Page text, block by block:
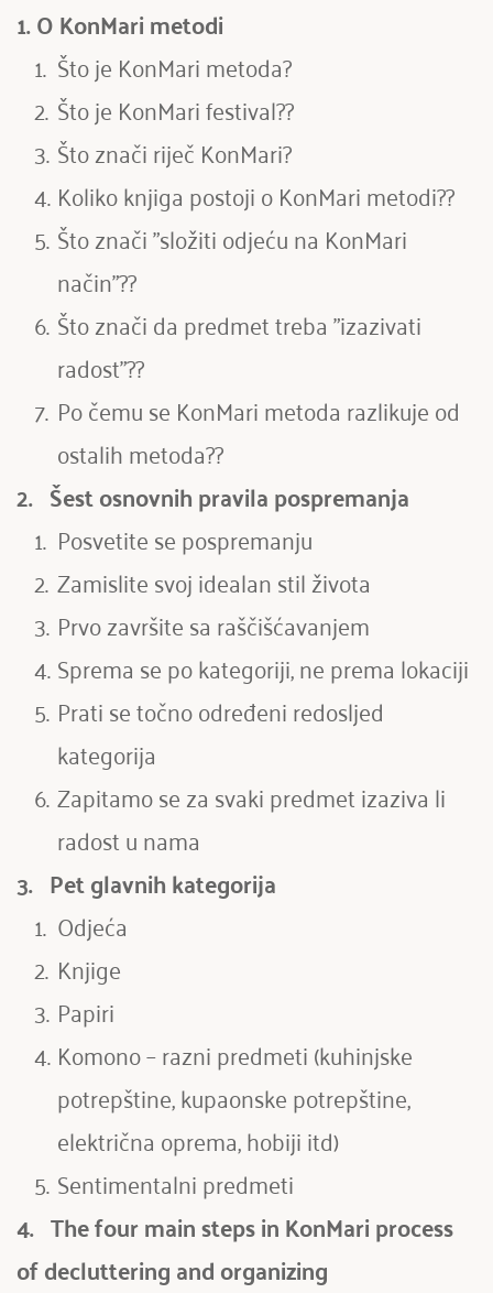
1. O KonMari metodi
Što je KonMari metoda?
Što je KonMari festival??
Što znači riječ KonMari?
Koliko knjiga postoji o KonMari metodi??
Što znači "složiti odjeću na KonMari
način"??
Što znači da predmet treba "izazivati
radost"??
Po čemu se KonMari metoda razlikuje od
ostalih metoda??
2. Šest osnovnih pravila pospremanja
Posvetite se pospremanju
Zamislite svoj idealan stil života
Prvo završite sa raščišćavanjem
Sprema se po kategoriji, ne prema lokaciji
Prati se točno određeni redosljed
kategorija
Zapitamo se za svaki predmet izaziva li
radost u nama
3. Pet glavnih kategorija
Odjeća
Knjige
Papiri
Komono – razni predmeti (kuhinjske
potrepštine, kupaonske potrepštine,
električna oprema, hobiji itd)
Sentimentalni predmeti
4. The four main steps in KonMari process
of decluttering and organizing